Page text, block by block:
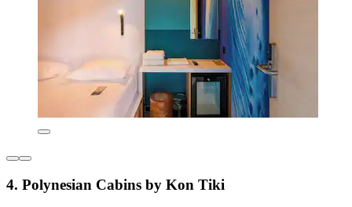
4. Polynesian Cabins by Kon Tiki